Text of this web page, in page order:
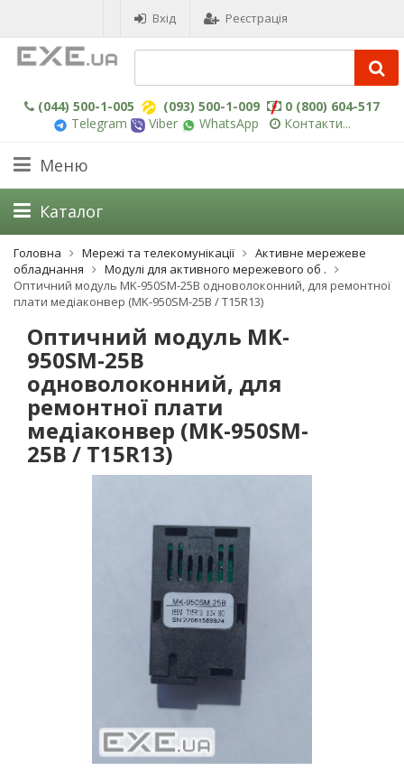
Вхід Реєстрація
(044) 500-1-005 (093) 500-1-009
0 (800) 604-517
Telegram
Viber WhatsApp Контакти...
Меню
Головна Мережі та телекомунікації
Активне мережеве
обладнання
Модулі для активного мережевого об .
Оптичний модуль MK-950SM-25B одноволоконний, для ремонтної
плати медіаконвер (MK-950SM-25B / T15R13)
Оптичний модуль MK-
950SM-25B
одноволоконний, для
ремонтної плати
медіаконвер (MK-950SM-
25B / T15R13)
Каталог